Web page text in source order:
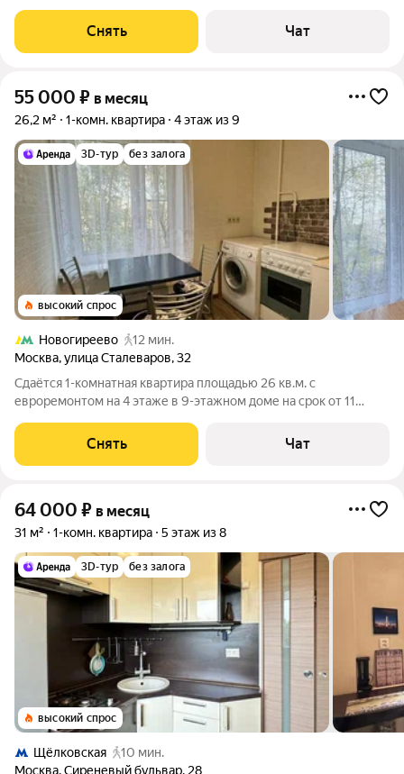
Стиральная машина Холодильник Кондиционер
Микроволновка Пылесос Дом - монолитный, окна
Снять Чат
55 000 ₽ в месяц
26,2 м² 1-комн. квартира 4 этаж из 9
3D-тур без залога
высокий спрос
Новогиреево
12 мин.
Москва,улица Сталеваров,32
Сдаётся 1-комнатная квартира площадью 26 кв.м. с
евроремонтом на 4 этаже в 9-этажном доме на срок от 11
Стиральная машина Холодильник Микроволновка Также есть
туалетный столик Дом - панельный,
Снять Чат
64 000 ₽ в месяц
31 м² 1-комн. квартира 5 этаж из 8
3D-тур без залога
высокий спрос
Щёлковская
10 мин.
Москва,Сиреневый бульвар, 28